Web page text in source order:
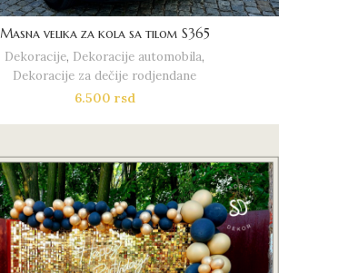
Masna velika za kola sa tilom S365
Dekoracije, Dekoracije automobila,
Dekoracije za dečije rodjendane
6.500 rsd